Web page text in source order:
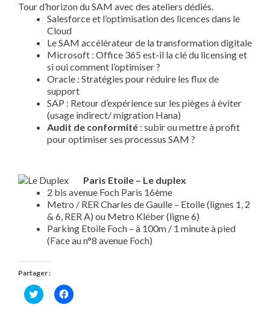
Tour d’horizon du SAM avec des ateliers dédiés.
Salesforce et l’optimisation des licences dans le
Cloud
Le SAM accélérateur de la transformation digitale
Microsoft : Office 365 est-il la clé du licensing et
si oui comment l’optimiser ?
Oracle : Stratégies pour réduire les flux de
support
SAP : Retour d’expérience sur les pièges à éviter
(usage indirect/ migration Hana)
Audit de conformité : subir ou mettre à profit
pour optimiser ses processus SAM ?
Paris Etoile – Le duplex
2 bis avenue Foch Paris 16ème
Metro / RER Charles de Gaulle – Etoile (lignes 1, 2
& 6, RER A) ou Metro Kléber (ligne 6)
Parking Etoile Foch – à 100m / 1 minute à pied
(Face au n°8 avenue Foch)
Partager :
Cliquez
pour
Cliquez
pour